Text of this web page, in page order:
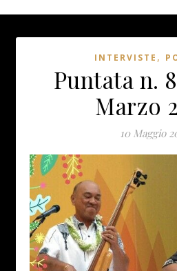
INTERVISTE ,
Puntata n.
Marzo
10 Maggio